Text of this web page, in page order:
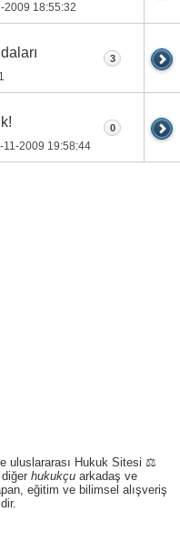
2009 18:55:32
3
11-2009 19:58:44
0
uluslararası Hukuk Sitesi ⚖️
hukukçu arkadaş ve
eğitim ve bilimsel alışveriş
dir.